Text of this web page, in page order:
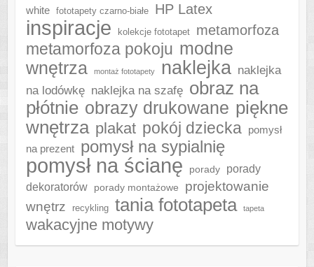
white
fototapety czarno-białe HP Latex
inspiracje kolekcje fototapet metamorfoza
metamorfoza pokoju modne
wnętrza
montaż fototapety naklejka naklejka
na lodówkę naklejka na szafę obraz na
płótnie obrazy drukowane piękne
wnętrza plakat pokój dziecka pomysł
na prezent pomysł na sypialnię
pomysł na ścianę porady
porady
dekoratorów
porady montażowe
projektowanie
wnętrz
recykling tania fototapeta tapeta
wakacyjne motywy